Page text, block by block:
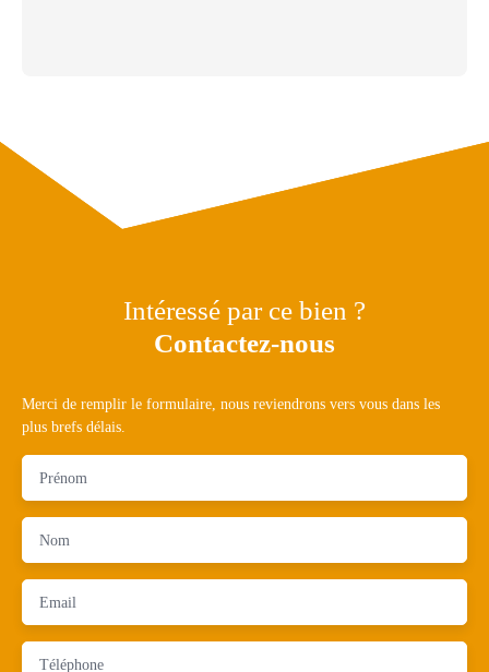
Intéressé par ce bien ?
Contactez-nous
Merci de remplir le formulaire, nous reviendrons vers vous dans les
plus brefs délais.
Prénom
Nom
Email
Téléphone